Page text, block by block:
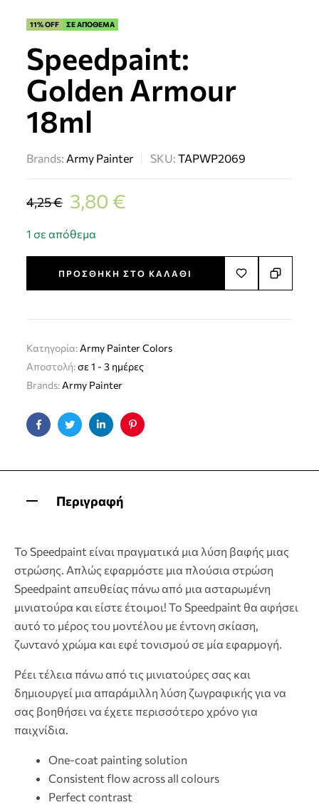
11% OFF ΣΕ ΑΠΟΘΕΜΑ
Speedpaint:
Golden Armour
18ml
Brands: Army Painter SKU:TAPWP2069
4,25€ 3,80€
1 σε απόθεμα
ΠΡΟΣΘΉΚΗ ΣΤΟ ΚΑΛΆΘΙ
Κατηγορία: Army Painter Colors
Αποστολή:σε 1 - 3 ημέρες
Brands: Army Painter
FacebookTwitterLinkedinPinterest
Περιγραφή
Το Speedpaint είναι πραγματικά μια λύση βαφής μιας
στρώσης. Απλώς εφαρμόστε μια πλούσια στρώση
Speedpaint απευθείας πάνω από μια ασταρωμένη
μινιατούρα και είστε έτοιμοι! Το Speedpaint θα αφήσει
αυτό το μέρος του μοντέλου με έντονη σκίαση,
ζωντανό χρώμα και εφέ τονισμού σε μία εφαρμογή.
Ρέει τέλεια πάνω από τις μινιατούρες σας και
δημιουργεί μια απαράμιλλη λύση ζωγραφικής για να
σας βοηθήσει να έχετε περισσότερο χρόνο για
παιχνίδια.
One-coat painting solution
Consistent flow across all colours
Perfect contrast